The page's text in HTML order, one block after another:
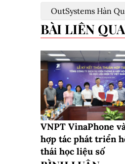
OutSystems Hàn
BÀI LIÊN
VNPT VinaPhone
hợp tác phát triển
thái học liệu số